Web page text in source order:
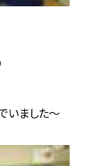
いました〜